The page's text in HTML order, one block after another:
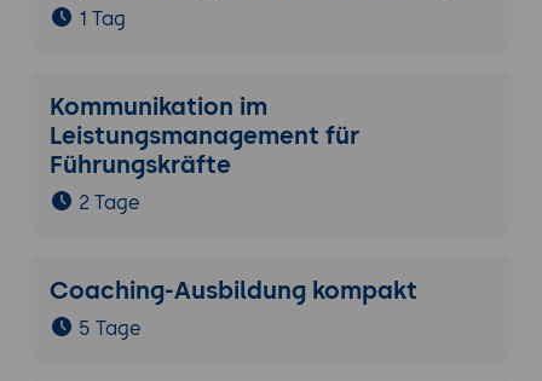
1 Tag
Kommunikation im
Leistungsmanagement für
Führungskräfte
2 Tage
Coaching-Ausbildung kompakt
5 Tage